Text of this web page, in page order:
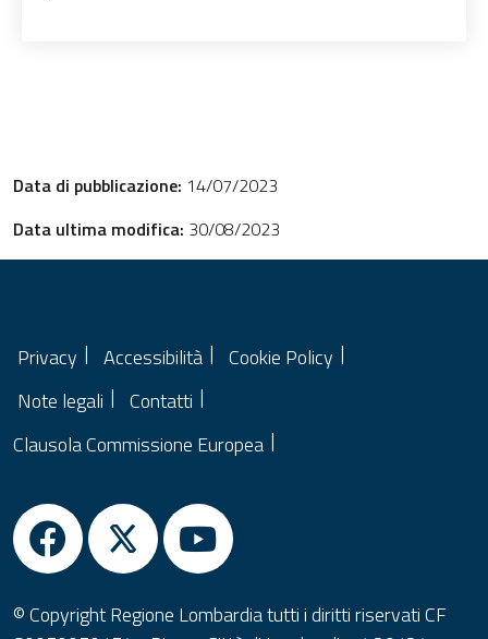
Data di pubblicazione: 14/07/2023
Data ultima modifica: 30/08/2023
Privacy Accessibilità
Cookie Policy
Note legali
Contatti
Clausola Commissione Europea
© Copyright Regione Lombardia tutti i diritti riservati CF